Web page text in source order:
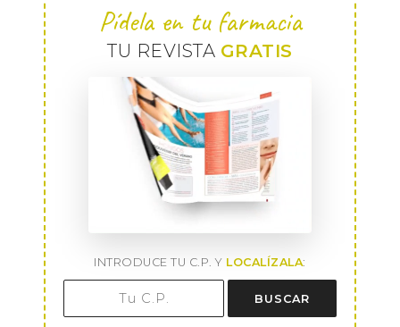
Pídela en tu farmacia
TU REVISTA GRATIS
INTRODUCE TU C.P. Y LOCALÍZALA:
BUSCAR